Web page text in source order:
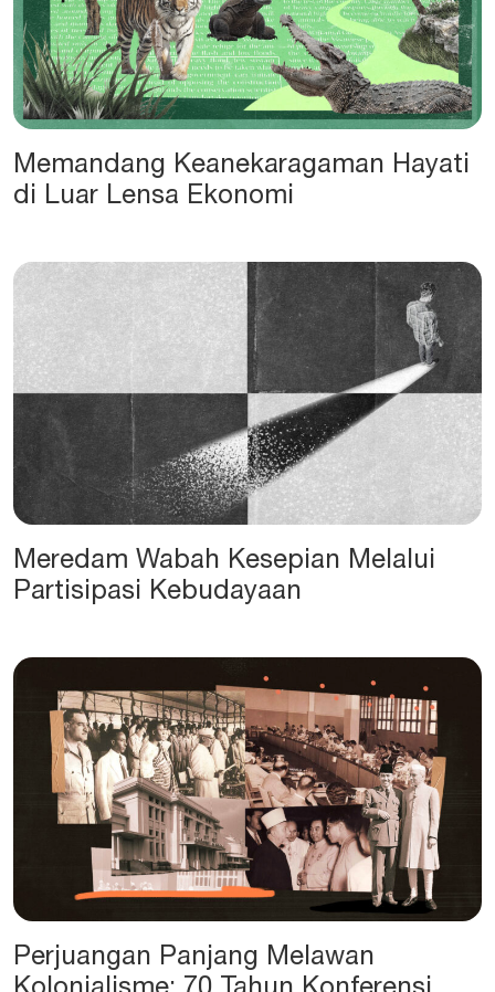
Memandang Keanekaragaman Hayati
di Luar Lensa Ekonomi
Meredam Wabah Kesepian Melalui
Partisipasi Kebudayaan
Perjuangan Panjang Melawan
Kolonialisme: 70 Tahun Konferensi